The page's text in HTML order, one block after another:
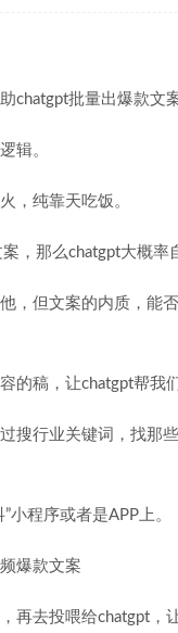
chatgpt批量出爆款文案
辑。
，纯靠天吃饭。
，那么chatgpt大概率
，但文案的内质，能
的稿，让chatgpt帮我
搜行业关键词，找那
小程序或者是APP上。
再去投喂给chatgpt，